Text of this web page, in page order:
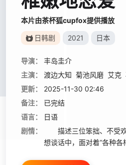
本片由茶杯狐cupfox提供播放
日韩剧 2021 日本
导演：
丰岛圭介
主演：
渡边大知 菊池风磨 艾克
更新：
2025-11-30 02:46
备注：
已完结
语言：
日语
剧情：
描述三位笨拙、不受欢
想谈话中，面对着“各种各